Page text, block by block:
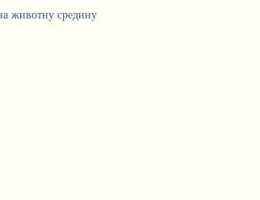
животну средину